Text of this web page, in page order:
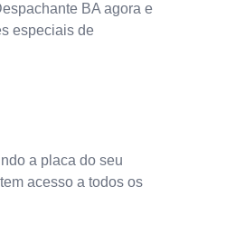
BA agora e
especiais de
a placa do seu
acesso a todos os